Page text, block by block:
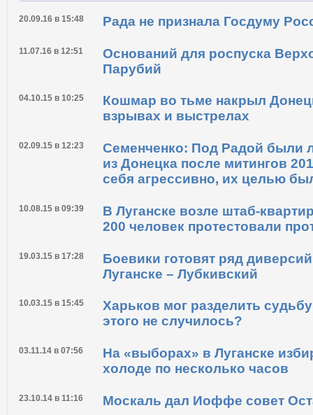
20.09.16 в 15:48 Рада не признала Госдуму
11.07.16 в 12:51
Оснований для роспуска
Парубий
04.10.15 в 10:25
Кошмар во тьме накрыл
взрывах и выстрелах
02.09.15 в 12:23
Семенченко: Под Радой были
из Донецка после митингов
себя агрессивно, их целью
10.08.15 в 09:39
В Луганске возле штаб-
200 человек протестовали
19.03.15 в 17:28
Боевики готовят ряд
Луганске – Лубкивский
10.03.15 в 15:45
Харьков мог разделить
этого не случилось?
03.11.14 в 07:56
На «выборах» в Луганске
холоде по несколько часов
23.10.14 в 11:16 Москаль дал Иоффе совет